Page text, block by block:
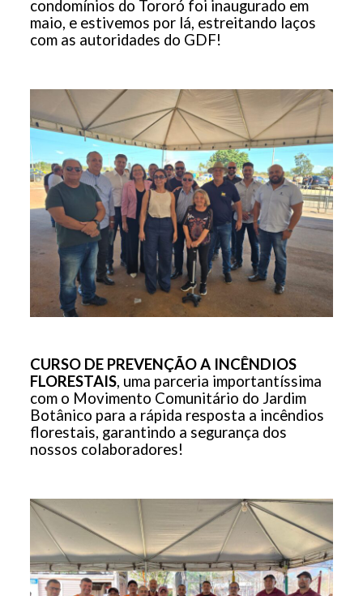
condomínios do Tororó foi inaugurado em
maio, e estivemos por lá, estreitando laços
com as autoridades do GDF!
CURSO DE PREVENÇÃO A INCÊNDIOS
FLORESTAIS, uma parceria importantíssima
com o Movimento Comunitário do Jardim
Botânico para a rápida resposta a incêndios
florestais, garantindo a segurança dos
nossos colaboradores!